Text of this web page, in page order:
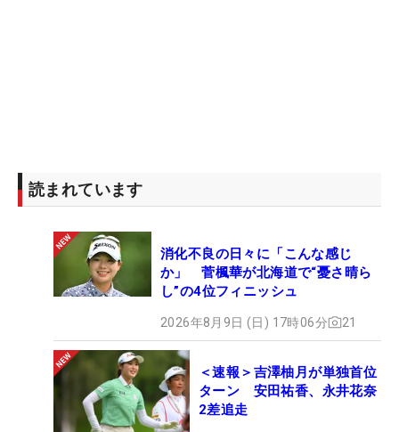
読まれています
消化不良の日々に「こんな感じ
か」 菅楓華が北海道で“憂さ晴ら
し”の4位フィニッシュ
2026年8月9日 (日) 17時06分 21
＜速報＞吉澤柚月が単独首位
ターン 安田祐香、永井花奈
2差追走